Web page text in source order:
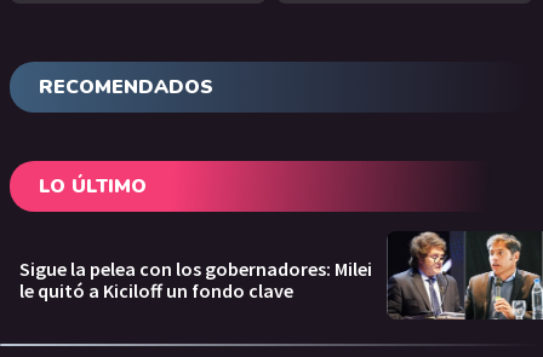
RECOMENDADOS
LO ÚLTIMO
Sigue la pelea con los gobernadores: Milei
le quitó a Kiciloff un fondo clave